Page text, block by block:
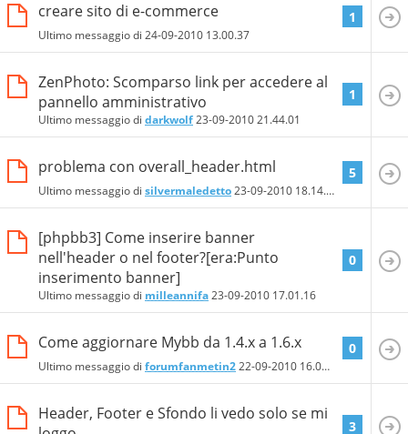
creare sito di e-commerce
Ultimo messaggio di 24-09-2010 13.00.37
1
ZenPhoto: Scomparso link per accedere al
pannello amministrativo
Ultimo messaggio di darkwolf23-09-201021.44.01
1
problema con overall_header.html
Ultimo messaggio di silvermaledetto23-09-2010 18.14.24
5
[phpbb3] Come inserire banner
nell'header o nel footer?[era:Punto
inserimento banner]
Ultimo messaggio di milleannifa23-09-2010 17.01.16
0
Come aggiornare Mybb da 1.4.x a 1.6.x
Ultimo messaggio di forumfanmetin222-09-2010 16.01.23
0
Header, Footer e Sfondo li vedo solo se mi
3